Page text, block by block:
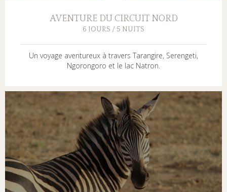
AVENTURE DU CIRCUIT NORD
6 JOURS / 5 NUITS
Un voyage aventureux à travers Tarangire, Serengeti,
Ngorongoro et le lac Natron.